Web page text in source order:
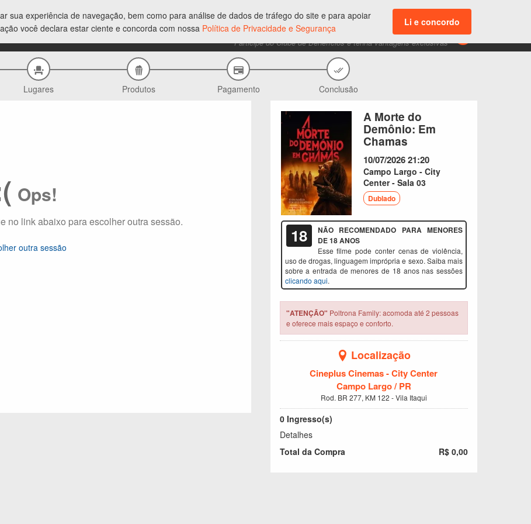
ENTRAR
Acesso aos seus dados e suas compras
CLUBE DE BENEFÍCIOS
Participe do Clube de Benefícios e tenha vantagens exclusivas
Lugares Produtos Pagamento Conclusão
Ops!
no link abaixo para escolher outra sessão.
outra sessão
A Morte do
Demônio: Em
Chamas
10/07/2026 21:20
Campo Largo - City
Center - Sala 03
Dublado
18
NÃO RECOMENDADO PARA MENORES
DE 18 ANOS
Esse filme pode conter cenas de violência,
uso de drogas, linguagem imprópria e sexo. Saiba mais
sobre a entrada de menores de 18 anos nas sessões
clicando aqui.
"ATENÇÃO" Poltrona Family: acomoda até 2 pessoas
e oferece mais espaço e conforto.
Localização
Cineplus Cinemas - City Center
Campo Largo / PR
Rod. BR 277, KM 122 - Vila Itaqui
0Ingresso(s)
Detalhes
Total da Compra
R$ 0,00
sua experiência de navegação, bem como para análise de dados de tráfego do site e para apoiar
você declara estar ciente e concorda com nossa Política de Privacidade e Segurança
Li e concordo